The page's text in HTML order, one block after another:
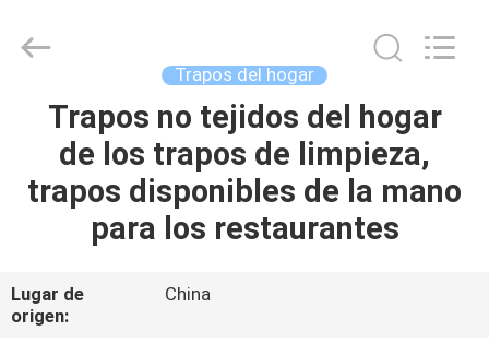
HOGAR
PRODUCTOS
SOBRE
NOSOTROS
Rights
Trapos del hogar
Trapos no tejidos del hogar
de los trapos de limpieza,
trapos disponibles de la mano
para los restaurantes
Lugar de
origen:
China